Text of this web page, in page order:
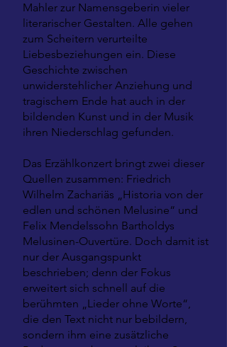
Mahler zur Namensgeberin vieler
literarischer Gestalten. Alle gehen
zum Scheitern verurteilte
Liebesbeziehungen ein. Diese
Geschichte zwischen
unwiderstehlicher Anziehung und
tragischem Ende hat auch in der
bildenden Kunst und in der Musik
ihren Niederschlag gefunden.
Das Erzählkonzert bringt zwei dieser
Quellen zusammen: Friedrich
Wilhelm Zachariäs „Historia von der
edlen und schönen Melusine“ und
Felix Mendelssohn Bartholdys
Melusinen-Ouvertüre. Doch damit ist
nur der Ausgangspunkt
beschrieben; denn der Fokus
erweitert sich schnell auf die
berühmten „Lieder ohne Worte“,
die den Text nicht nur bebildern,
sondern ihm eine zusätzliche